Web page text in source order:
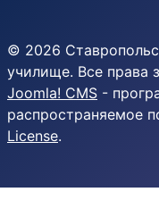
© 2026
училище. Все права
Joomla! CMS -
распространяемое
License.